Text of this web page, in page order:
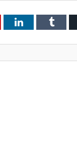
LinkedIn